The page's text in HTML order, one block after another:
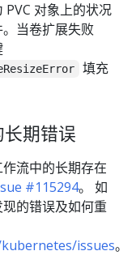
对象上的状况
当卷扩展失败
填充
期错误
流中的长期存在
#115294。 如
的错误及如何重
issues。